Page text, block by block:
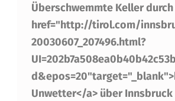
H
B
A
R
Überschwemmte Keller durch
href="http://tirol.com/
20030607_207496.html?
Unwetter</a> über Innsbruck